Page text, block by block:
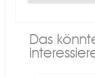
Das